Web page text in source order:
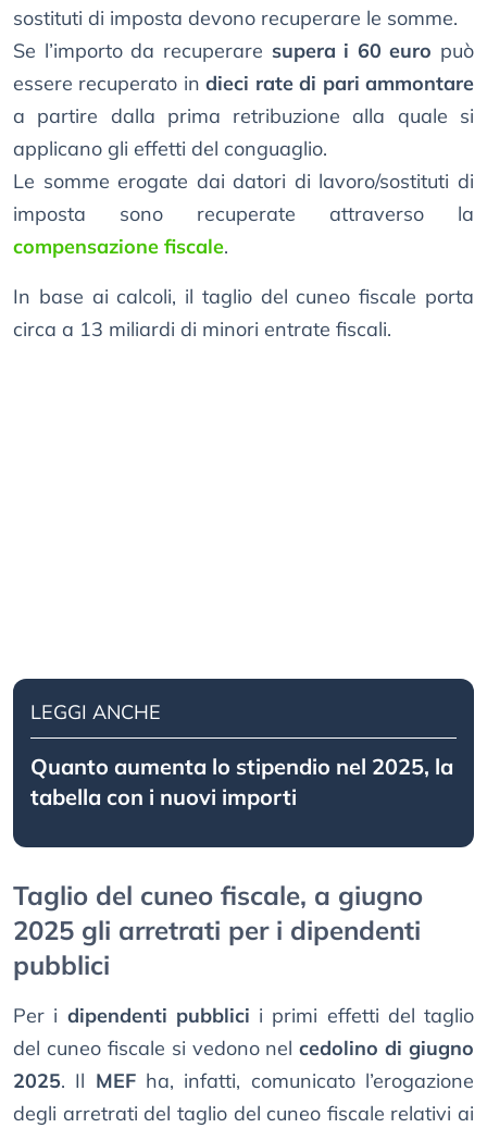
sostituti di imposta devono recuperare le somme.
Se l’importo da recuperare supera i 60 euro può
essere recuperato indieci rate di pari ammontare
a partire dalla prima retribuzione alla quale si
applicano gli effetti del conguaglio.
Le somme erogate dai datori di lavoro/sostituti di
imposta sono recuperate attraverso la
compensazione fiscale.
In base ai calcoli, il taglio del cuneo fiscale porta
circa a 13 miliardi di minori entrate fiscali.
LEGGI ANCHE
Quanto aumenta lo stipendio nel 2025, la
tabella con i nuovi importi
Taglio del cuneo fiscale, a giugno
2025 gli arretrati per i dipendenti
pubblici
Per i dipendenti pubblici i primi effetti del taglio
del cuneo fiscale si vedono nelcedolino di giugno
2025. Il MEFha, infatti, comunicato l’erogazione
degli arretrati del taglio del cuneo fiscale relativi ai